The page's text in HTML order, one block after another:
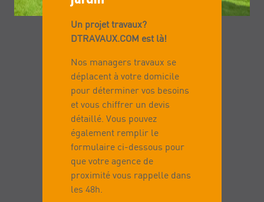
Un projet travaux?
DTRAVAUX.COM est là!
Nos managers travaux se
déplacent à votre domicile
pour déterminer vos besoins
et vous chiffrer un devis
détaillé. Vous pouvez
également remplir le
formulaire ci-dessous pour
que votre agence de
proximité vous rappelle dans
les 48h.